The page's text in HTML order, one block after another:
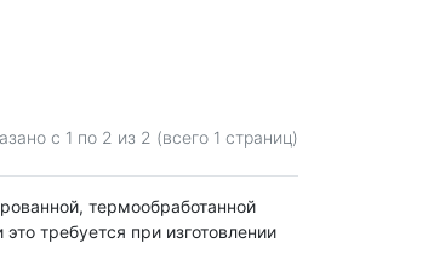
с 1 по 2 из 2 (всего 1 страниц)
термообработанной
требуется при изготовлении